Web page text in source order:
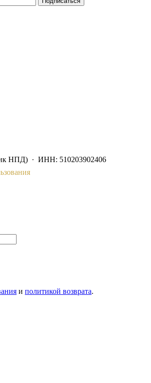
НПД) · ИНН: 510203902406
и политикой возврата.